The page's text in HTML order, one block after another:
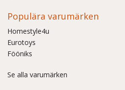
Populära varumärken
Homestyle4u
Eurotoys
Fööniks
Se alla varumärken